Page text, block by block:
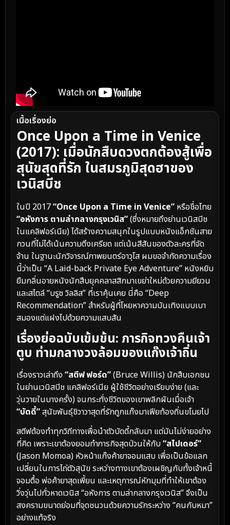
เนื้อเรื่องย่อ
Once Upon a Time in Venice
(2017): เมื่อนักสืบดวงตกต้องสู้เพื่อ
สุนัขสุดที่รัก ในสมรภูมิสุดฮาของ
เวนิสบีช
ในปี 2017“Once Upon a Time in Venice” หรือชื่อไทย
“อหังการ ตามล่ากลางกรุงเวนิส”(ซึ่งหมายถึงย่านเวนิสบีช
ในแคลิฟอร์เนีย) ได้สร้างความสนุกในรูปแบบหนังแอ็กชันสาย
กวนที่ไม่ได้เน้นความตึงเครียด แต่เน้นสีสันของตัวละครที่จัด
จ้าน ในฐานะนักวิจารณ์ภาพยนตร์อาวุโส ผมขอจำกัดความเรื่อง
นี้ว่าเป็น “A Laid-back Private Eye Adventure” หนังหยิบ
ยืมกลิ่นอายหนังนักสืบยุคคลาสสิกมาเขย่าใหม่ด้วยความยียวน
และสไตล์ “บรูซ วิลลิส” ที่เราคุ้นเคย นี่คือ “Deep
Recommendation” สำหรับผู้ที่โหยหาความบันเทิงแบบเบา
สมองแต่แฝงไปด้วยความแสบสัน
เรื่องย่อฉบับเข้มข้น: ภารกิจทวงคืนเจ้า
ตูบ ท่ามกลางวงล้อมของแก๊งเจ้าถิ่น
เรื่องราวเล่าถึง “สตีฟ ฟอร์ด”(Bruce Willis) นักสืบเอกชน
ในย่านเวนิสบีช แคลิฟอร์เนีย ผู้ใช้ชีวิตอย่างเรียบง่าย (และ
วุ่นวายในบางครั้ง) จนกระทั่งชีวิตของเขาพลิกผันเมื่อเจ้า
“บัดดี้”สุนัขพันธุ์ชิวาวาสุดที่รักถูกแก๊งมาเฟียท้องถิ่นขโมยไป
สตีฟต้องทำทุกวิถีทางเพื่อนำตัวบัดดี้กลับมา แต่มันไม่ง่ายอย่าง
ที่คิด เพราะเขาต้องยอมทำภารกิจสุดป่วนให้กับ“สไปเดอร์”
(Jason Momoa) หัวหน้าแก๊งค้ายาจอมแสบ เพื่อเป็นข้อแลก
เปลี่ยนในการไถ่ตัวสุนัข ระหว่างทางเขาต้องเผชิญกับทั้งเจ้าหนี้
จอมตื้อ พ่อค้ายาสุดเพี้ยน และเหตุการณ์หักมุมที่ทำให้เขาต้อง
วิ่งวุ่นไปทั่วหาดเวนิส “อหังการ ตามล่ากลางกรุงเวนิส” จึงเป็น
สงครามขนาดย่อมที่จุดชนวนด้วยความรักระหว่าง “คนกับหมา”
อย่างแท้จริง